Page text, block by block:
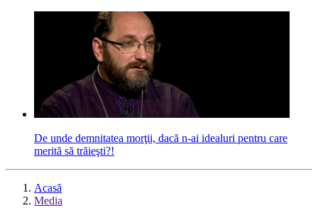
De unde demnitatea morţii, dacă n-ai idealuri pentru care
merită să trăieşti?!
Acasă
Media